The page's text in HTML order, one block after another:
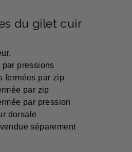
du gilet cuir
par pressions
fermées par zip
par zip
par pression
dorsale
séparement